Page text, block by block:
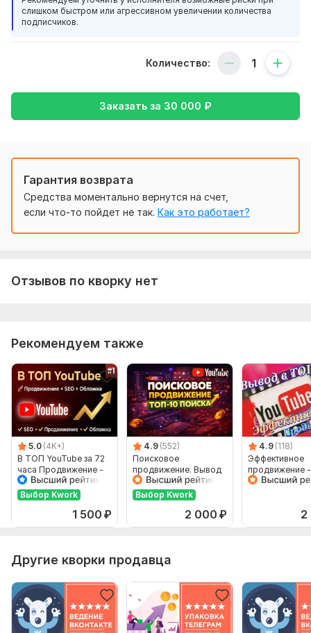
один пост ради поста», а про ценность, характер и
доверие.
дам рекомендации по продвижению и запуску.
– продуманный канал с оформлением и концепцией
– понимание, как и что публиковать, чтобы не сливать
Работаю с блогерами, экспертами, бизнесами и онлайн-
школами. Знаю, как упаковать даже сложную тему просто
Цель канала (например: прогрев, воронка, продажи,
Наличие логотипа, фото, фирменного стиля (если есть)
Примеры каналов, которые вам нравятся
Доступ
Фриланс услуга включает:
Написание постов
Подбор изображений
Создание контент-плана
Оформление
Количество постов: 20
Тип: Ведение и администрирование
слишком быстром или агрессивном увеличении количества
подписчиков.
Количество:
Заказать за 30 000 ₽
Гарантия возврата
Средства моментально вернутся на счет,
если что-то пойдет не так. Как это работает?
Отзывов по кворку нет
Рекомендуем также
5.0 (4K+)
В ТОП YouTube за 72
часа Продвижение -
SEO + Обложка
Выбор Kwork
1 500 ₽
4.9 (552)
Поисковое
продвижение. Вывод
в топ поиска YouTube
Выбор Kwork
2 000 ₽
4.9 (118)
Эффективное
продвижение
в ТОП
2
Другие кворки продавца